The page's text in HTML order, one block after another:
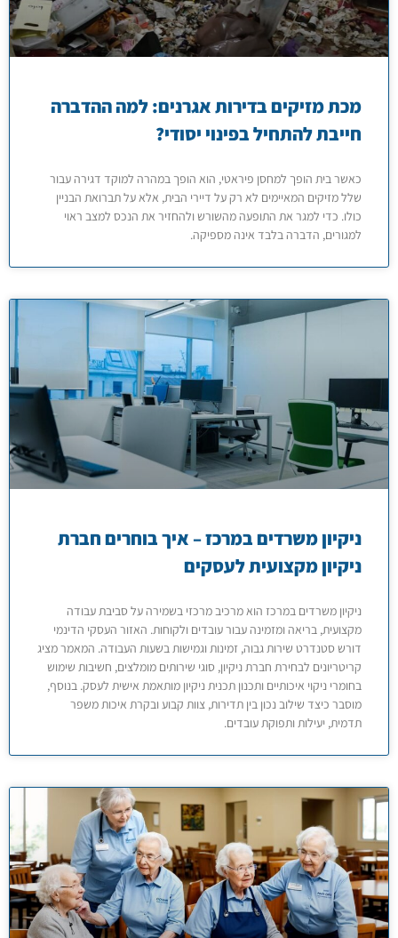
מכת מזיקים בדירות אגרנים: למה ההדברה
חייבת להתחיל בפינוי יסודי?
כאשר בית הופך למחסן פיראטי, הוא הופך במהרה למוקד דגירה עבור
שלל מזיקים המאיימים לא רק על דיירי הבית, אלא על תברואת הבניין
כולו. כדי למגר את התופעה מהשורש ולהחזיר את הנכס למצב ראוי
למגורים, הדברה בלבד אינה מספיקה.
ניקיון משרדים במרכז – איך בוחרים חברת
ניקיון מקצועית לעסקים
ניקיון משרדים במרכז הוא מרכיב מרכזי בשמירה על סביבת עבודה
מקצועית, בריאה ומזמינה עבור עובדים ולקוחות. האזור העסקי הדינמי
דורש סטנדרט שירות גבוה, זמינות וגמישות בשעות העבודה. המאמר מציג
קריטריונים לבחירת חברת ניקיון, סוגי שירותים מומלצים, חשיבות שימוש
בחומרי ניקוי איכותיים ותכנון תכנית ניקיון מותאמת אישית לעסק. בנוסף,
מוסבר כיצד שילוב נכון בין תדירות, צוות קבוע ובקרת איכות משפר
תדמית, יעילות ותפוקת עובדים.